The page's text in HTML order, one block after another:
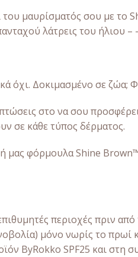
του μαυρίσματός σου με το
λάτρεις του ήλιου –
όχι. Δοκιμασμένο σε
στο να σου
σε κάθε τύπος δέρματος.
μας φόρμουλα Shine
περιοχές πριν
μόνο νωρίς το πρωί
ByRokko SPF25 και στη